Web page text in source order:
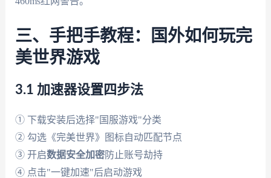
三、手把手教程：国外如何玩完
美世界游戏
3.1 加速器设置四步法
① 下载安装后选择"国服游戏"分类
② 勾选《完美世界》图标自动匹配节点
③ 开启数据安全加密防止账号劫持
④ 点击"一键加速"后启动游戏